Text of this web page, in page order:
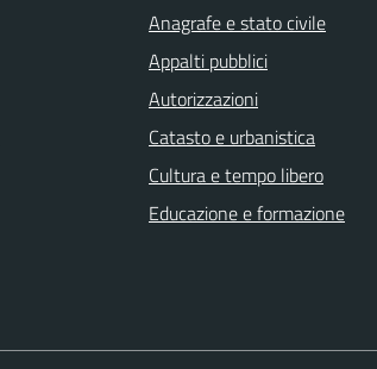
Anagrafe e stato civile
Appalti pubblici
Autorizzazioni
Catasto e urbanistica
Cultura e tempo libero
Educazione e formazione